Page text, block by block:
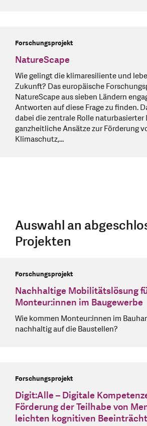
Forschungsprojekt
NatureScape
Wie gelingt die klimaresiliente und
Zukunft? Das europäische
NatureScape aus sieben Ländern
Antworten auf diese Frage zu finden.
dabei die zentrale Rolle naturbasierter
ganzheitliche Ansätze zur Förderung
Klimaschutz,…
Auswahl an
Projekten
Forschungsprojekt
Nachhaltige Mobilitätslösung
Monteur:innen im Baugewerbe
Wie kommen Monteur:innen im
nachhaltig auf die Baustellen?
Forschungsprojekt
Digit:Alle – Digitale
Förderung der Teilhabe von
leichten kognitiven